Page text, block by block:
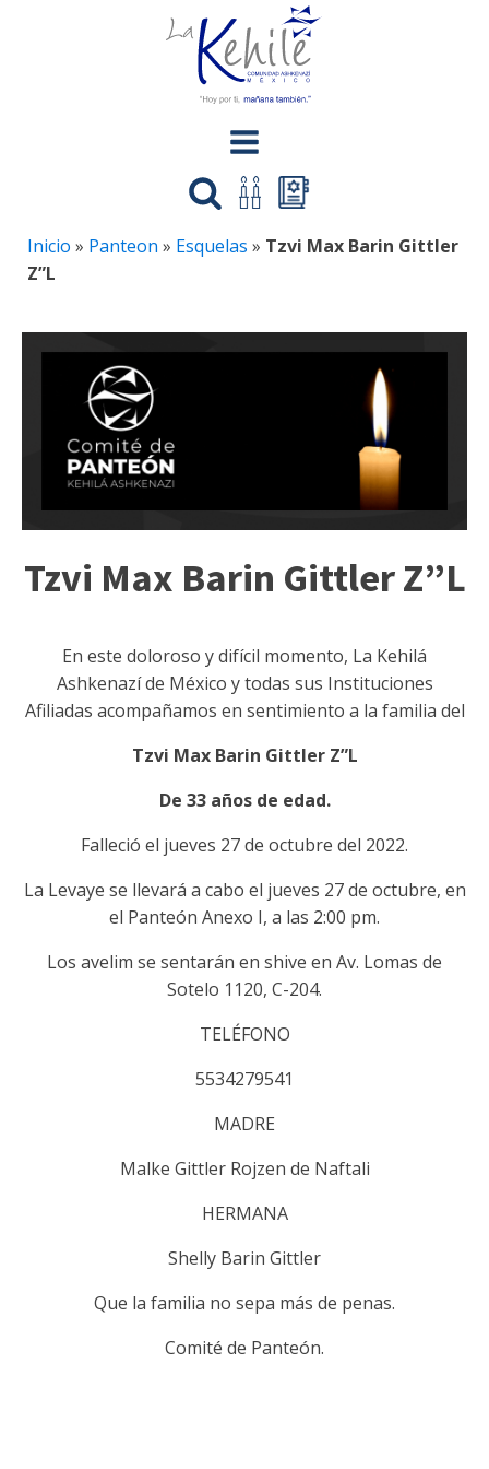
Inicio » Panteon » Esquelas » Tzvi Max Barin Gittler
Z”L
Tzvi Max Barin Gittler Z”L
En este doloroso y difícil momento, La Kehilá
Ashkenazí de México y todas sus Instituciones
Afiliadas acompañamos en sentimiento a la familia del
Tzvi Max Barin Gittler Z”L
De 33 años de edad.
Falleció el jueves 27 de octubre del 2022.
La Levaye se llevará a cabo el jueves 27 de octubre, en
el Panteón Anexo I, a las 2:00 pm.
Los avelim se sentarán en shive en Av. Lomas de
Sotelo 1120, C-204.
TELÉFONO
5534279541
MADRE
Malke Gittler Rojzen de Naftali
HERMANA
Shelly Barin Gittler
Que la familia no sepa más de penas.
Comité de Panteón.